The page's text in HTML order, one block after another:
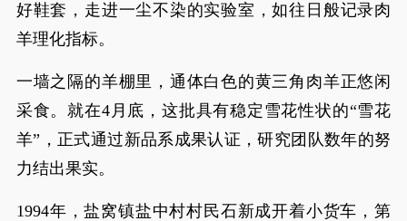
好鞋套，走进一尘不染的实验室，如往日般记录肉
羊理化指标。
一墙之隔的羊棚里，通体白色的黄三角肉羊正悠闲
采食。就在4月底，这批具有稳定雪花性状的“雪花
羊”，正式通过新品系成果认证，研究团队数年的努
力结出果实。
1994年，盐窝镇盐中村村民石新成开着小货车，第